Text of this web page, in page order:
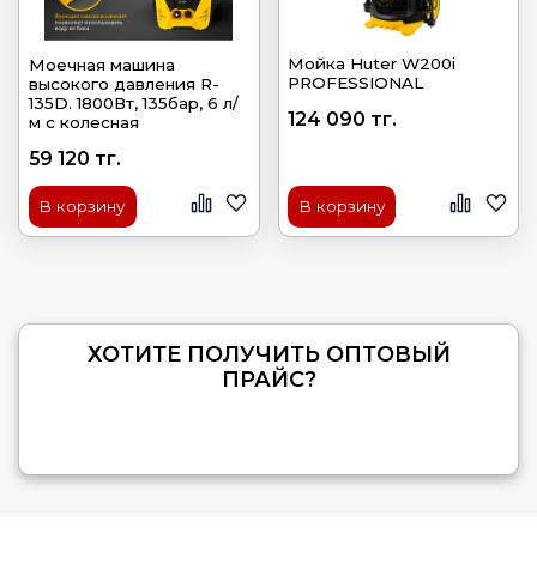
Моечная машина
высокого давления R-
135D. 1800Вт, 135бар, 6 л/
м с колесная
59 120 тг.
В корзину
Мойка Huter W200i
PROFESSIONAL
124 090 тг.
В корзину
ХОТИТЕ ПОЛУЧИТЬ ОПТОВЫЙ
ПРАЙС?